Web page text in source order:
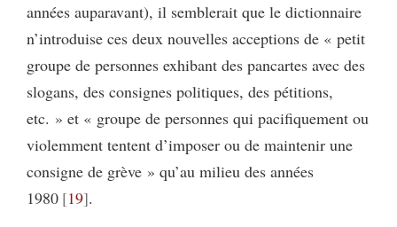
années auparavant), il semblerait que le dictionnaire
n’introduise ces deux nouvelles acceptions de « petit
groupe de personnes exhibant des pancartes avec des
slogans, des consignes politiques, des pétitions,
etc. » et « groupe de personnes qui pacifiquement ou
violemment tentent d’imposer ou de maintenir une
consigne de grève » qu’au milieu des années
1980 19 .